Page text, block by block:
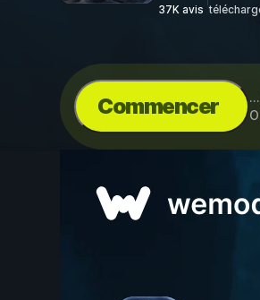
37K avis
Commencer